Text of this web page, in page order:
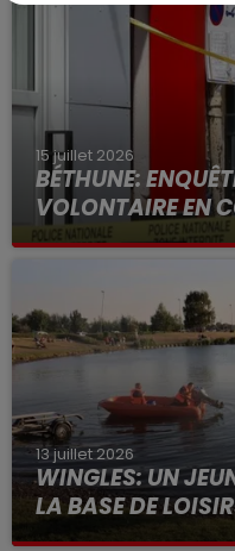
15 juillet 2026
BÉTHUNE:
VOLONTAIRE EN
Selon les premiers
13 juillet 2026
WINGLES: UN
LA BASE DE
La victime a coulé à